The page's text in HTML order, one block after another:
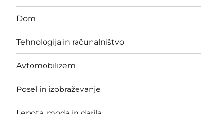
Dom
Tehnologija in računalništvo
Avtomobilizem
Posel in izobraževanje